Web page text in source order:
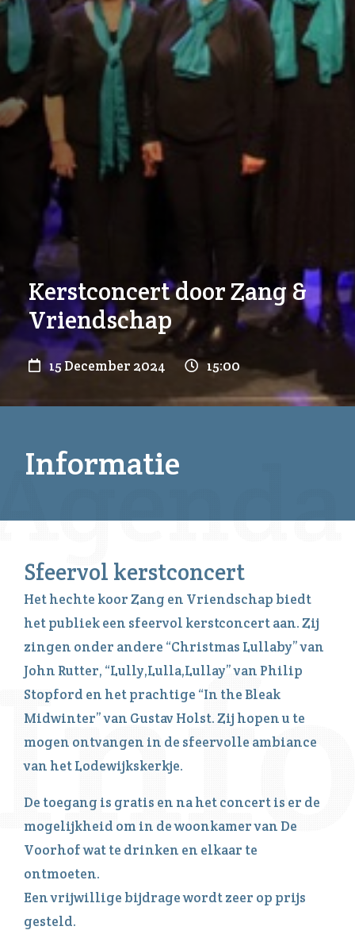
Kerstconcert door Zang &
Vriendschap
15 December 2024 15:00
Informatie
Sfeervol kerstconcert
Het hechte koor Zang en Vriendschap biedt
het publiek een sfeervol kerstconcert aan. Zij
zingen onder andere “Christmas Lullaby” van
John Rutter, “Lully,Lulla,Lullay” van Philip
Stopford en het prachtige “In the Bleak
Midwinter” van Gustav Holst. Zij hopen u te
mogen ontvangen in de sfeervolle ambiance
van het Lodewijkskerkje.
De toegang is gratis en na het concert is er de
mogelijkheid om in de woonkamer van De
Voorhof wat te drinken en elkaar te
ontmoeten.
Een vrijwillige bijdrage wordt zeer op prijs
gesteld.